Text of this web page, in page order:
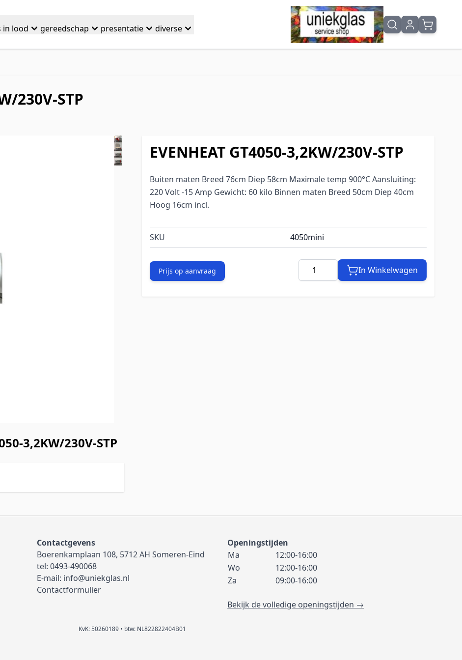
in lood gereedschap presentatie diverse
230V-STP
EVENHEAT GT4050-3,2KW/230V-STP
Buiten maten Breed 76cm Diep 58cm Maximale temp 900°C Aansluiting:
220 Volt -15 Amp Gewicht: 60 kilo Binnen maten Breed 50cm Diep 40cm
Hoog 16cm incl.
SKU 4050mini
Prijs op aanvraag
Aantal In Winkelwagen
3,2KW/230V-STP
Contactgevens
Boerenkamplaan 108, 5712 AH Someren-Eind
tel: 0493-490068
E-mail: info@uniekglas.nl
Contactformulier
Openingstijden
Ma
12:00-16:00
Wo
12:00-16:00
Za
09:00-16:00
Bekijk de volledige openingstijden →
KvK: 50260189 • btw: NL822822404B01